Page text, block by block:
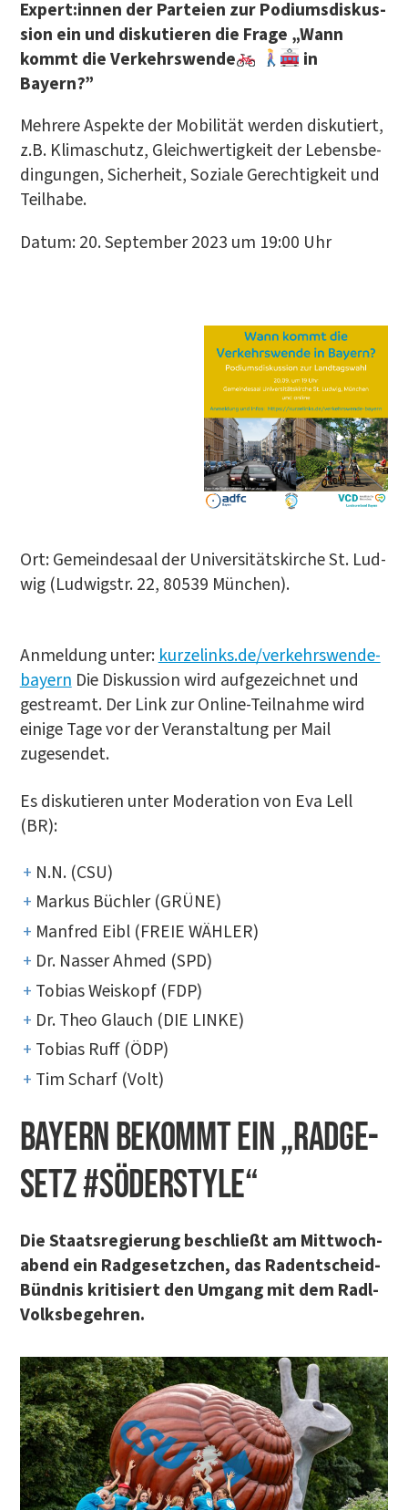
Expert:innen der Par­tei­en zur Podi­ums­dis­kus­
si­on ein und dis­ku­tie­ren die Fra­ge „Wann
kommt die Ver­kehrs­wen­de
in
Bayern?”
Meh­re­re Aspek­te der Mobi­li­tät wer­den dis­ku­tiert,
z.B. Kli­ma­schutz, Gleich­wer­tig­keit der Lebens­be­
din­gun­gen, Sicher­heit, Sozia­le Gerech­tig­keit und
Teilhabe.
Datum: 20. Sep­tem­ber 2023 um 19:00 Uhr
Ort: Gemein­de­saal der Uni­ver­si­täts­kir­che St. Lud­
wig (Lud­wigstr. 22, 80539 München).
Anmel­dung unter:kurzelinks.de/verkehrswende-
bayernDie Dis­kus­si­on wird auf­ge­zeich­net und
gestreamt. Der Link zur Online-Teil­nah­me wird
eini­ge Tage vor der Ver­an­stal­tung per Mail
zugesendet.
Es dis­ku­tie­ren unter Mode­ra­ti­on von Eva Lell
(BR):
N.N. (CSU)
Mar­kus Büch­ler (GRÜ­NE)
Man­fred Eibl (FREIE WÄHLER)
Dr. Nas­ser Ahmed (SPD)
Tobi­as Weis­kopf (FDP)
Dr. Theo Glauch (DIE LINKE)
Tobi­as Ruff (ÖDP)
Tim Scharf (Volt)
BAY­ERN BEKOMMT EIN „RAD­GE­
SETZ #SÖDER­STYLE“
Die Staats­re­gie­rung beschließt am Mitt­woch­
abend ein Rad­ge­setz­chen, das Radent­scheid-
Bünd­nis kri­ti­siert den Umgang mit dem Radl-
Volksbegehren.